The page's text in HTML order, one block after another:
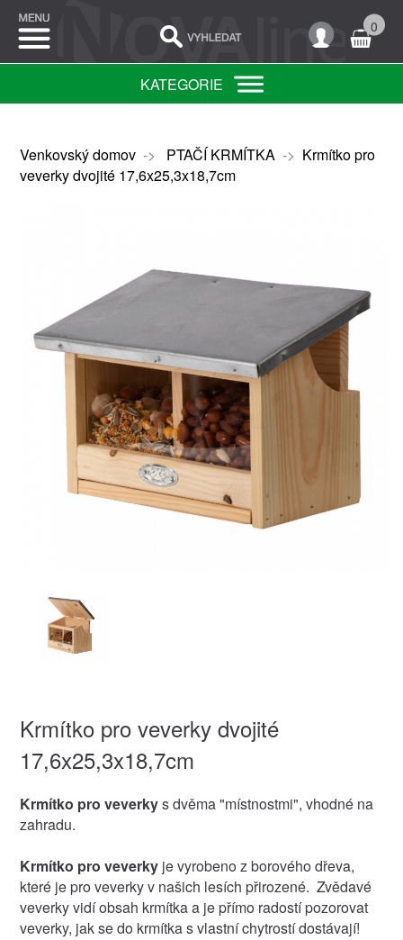
0
KATEGORIE
Venkovský domov-> PTAČÍ KRMÍTKA-> Krmítko pro
veverky dvojité 17,6x25,3x18,7cm
Krmítko pro veverky dvojité
17,6x25,3x18,7cm
Krmítko pro veverkys dvěma "místnostmi", vhodné na
zahradu.
Krmítko pro veverkyje vyrobeno z borového dřeva,
které je pro veverky v našich lesích přirozené. Zvědavé
veverky vidí obsah krmítka a je přímo radostí pozorovat
veverky, jak se do krmítka s vlastní chytrostí dostávají!